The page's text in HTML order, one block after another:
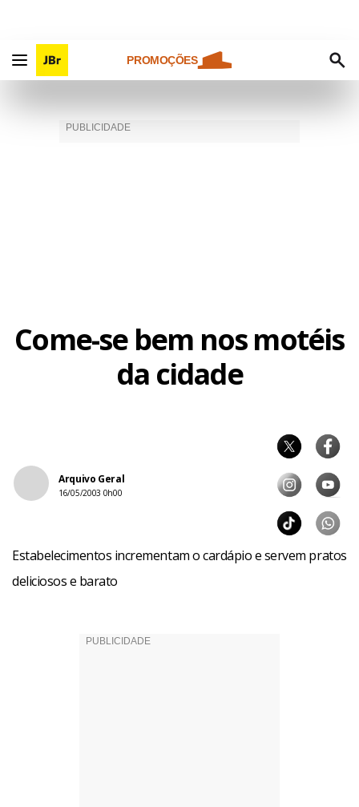
PROMOÇÕES
Come-se bem nos motéis
da cidade
Arquivo Geral
16/05/2003 0h00
Estabelecimentos incrementam o cardápio e servem pratos
deliciosos e barato